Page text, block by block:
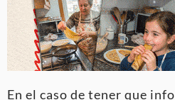
En el caso de tener que